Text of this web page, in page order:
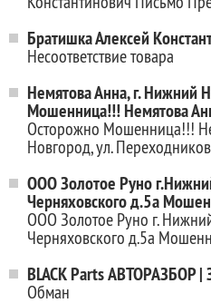
Братишка Алексей
Несоответствие товара
Немятова Анна, г. Нижний
Мошенница!!! Немятова
Осторожно Мошенница!!!
Новгород, ул.
ООО Золотое Руно
Черняховского д.5а
ООО Золотое Руно г.
Черняховского д.5а
BLACK Parts АВТОРАЗБОР |
Обман